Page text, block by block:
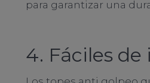
para garantizar una
4. Fáciles